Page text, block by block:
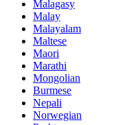
Malagasy
Malay
Malayalam
Maltese
Maori
Marathi
Mongolian
Burmese
Nepali
Norwegian